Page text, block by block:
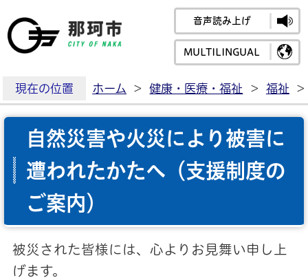
那珂市公式ホームペ
音声読み上げ
MULTILINGUAL
現在の位置 ホーム > 健康・医療・福祉 > 福祉 >
自然災害や火災により被害に
遭われたかたへ（支援制度の
ご案内）
被災された皆様には、心よりお見舞い申し上
げます。